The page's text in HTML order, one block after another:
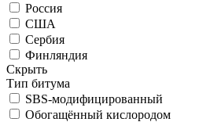
Россия
США
Сербия
Финляндия
Скрыть
Тип битума
SBS-модифицированный
Обогащённый кислородом